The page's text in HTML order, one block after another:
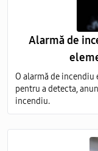
Alarmă de
O alarmă de incendiu
pentru a detecta,
incendiu.